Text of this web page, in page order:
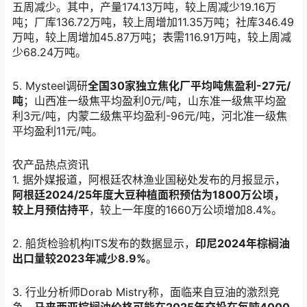
五周减少。其中，产量174.13万吨，较上周减少19.16万
吨；厂库136.72万吨，较上周增加11.35万吨；社库346.49
万吨，较上周增加45.87万吨；表需116.91万吨，较上周减
少68.24万吨。
5. Mysteel调研全国30家独立焦化厂平均吨焦盈利-27元/
吨；山西准一级焦平均盈利0元/吨，山东准一级焦平均盈
利3元/吨，内蒙二级焦平均盈利-96元/吨，河北准一级焦
平均盈利11元/吨。
农产品热点资讯
1. 据外媒报道，阿根廷农林渔业国秘处发布的月报显示，
阿根廷2024/25年度大豆种植面积预估为1800万公顷，
较上月预估持平，较上一年度的1660万公顷增加8.4%。
2. 船货检验机构ITS发布的数据显示， 印尼2024年棕榈油
出口量较2023年减少8.9%。
3. 行业分析师Dorab Mistry称，面临来自豆油的激烈竞